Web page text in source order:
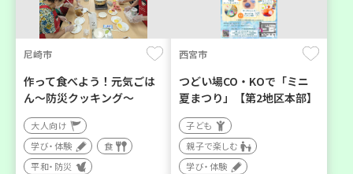
尼崎市
作って食べよう！元気ごは
ん～防災クッキング～
大人向け
学び・体験
食
平和・防災
西宮市
つどい場CO・KOで「ミニ
夏まつり」【第2地区本部】
子ども
親子で楽しむ
学び・体験